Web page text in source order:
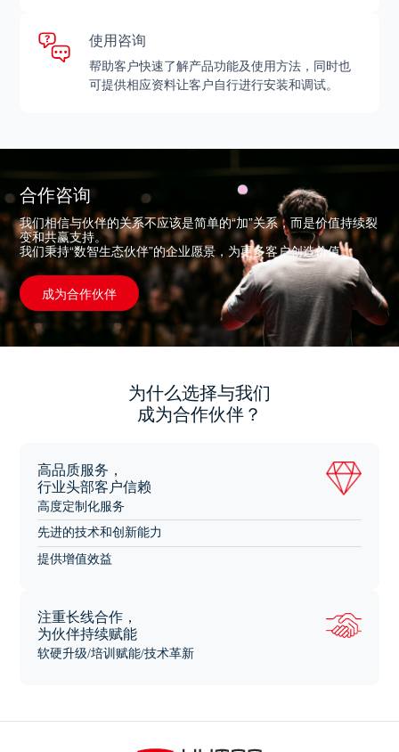
使用咨询
帮助客户快速了解产品功能及使用方法，同时也
可提供相应资料让客户自行进行安装和调试。
合作咨询
我们相信与伙伴的关系不应该是简单的“加”关系，而是价值持续裂
变和共赢支持。
我们秉持“数智生态伙伴”的企业愿景，为更多客户创造价值。
成为合作伙伴
为什么选择与我们
成为合作伙伴？
高品质服务，
行业头部客户信赖
高度定制化服务
先进的技术和创新能力
提供增值效益
注重长线合作，
为伙伴持续赋能
软硬升级/培训赋能/技术革新